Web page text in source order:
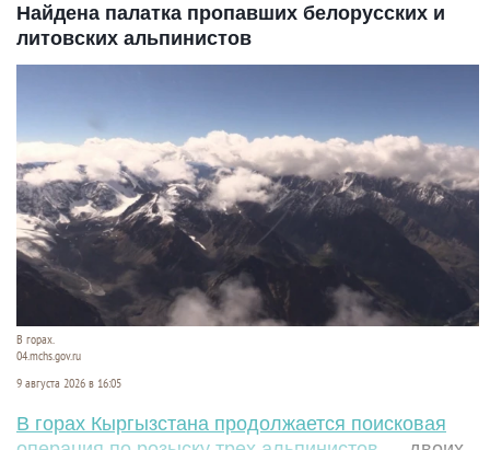
Найдена палатка пропавших белорусских и
литовских альпинистов
В горах.
04.mchs.gov.ru
9 августа 2026 в 16:05
В горах Кыргызстана продолжается поисковая